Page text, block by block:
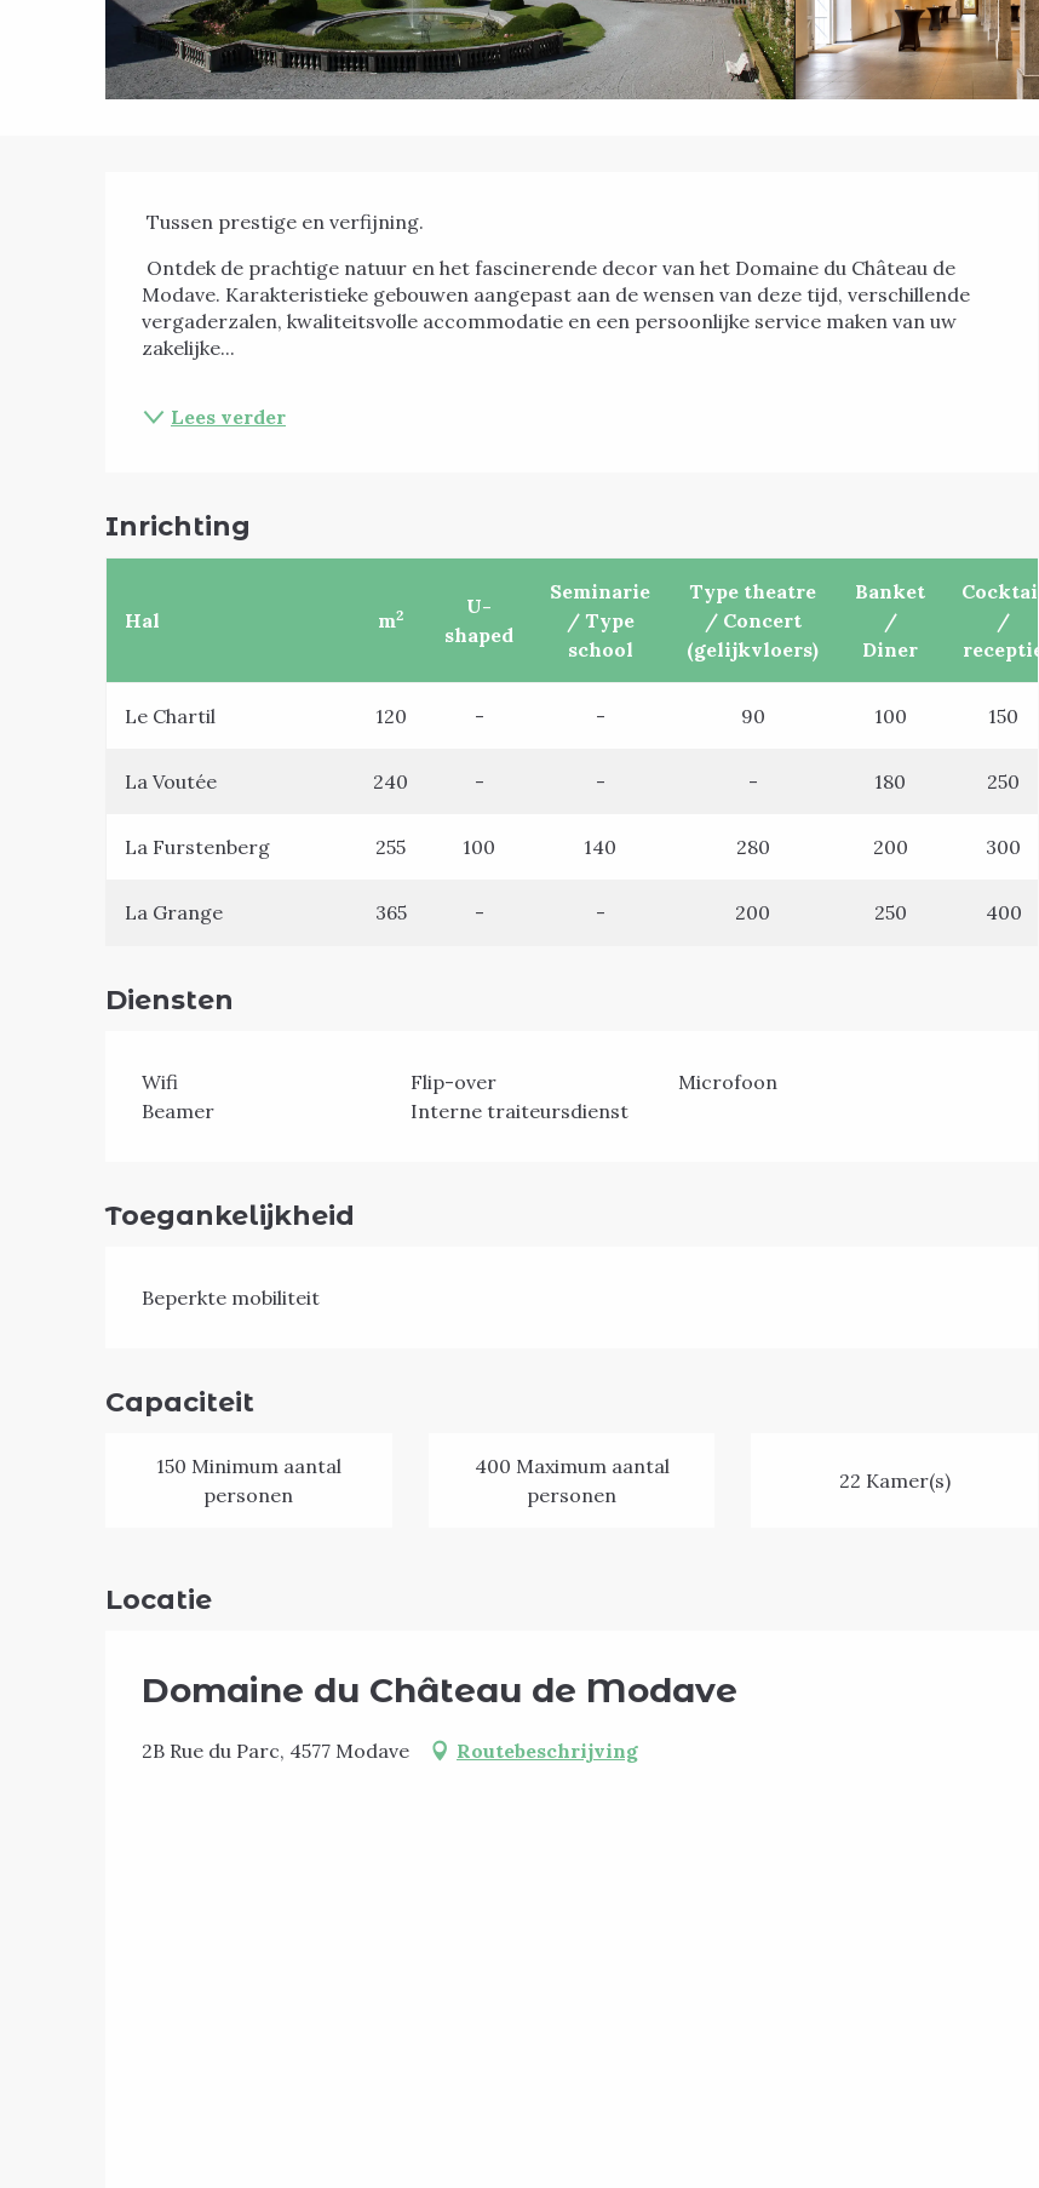
Beschrijving
Tussen prestige en verfijning.
Modave. Karakteristieke gebouwen aangepast aan de wensen van deze tijd, verschillende
vergaderzalen, kwaliteitsvolle accommodatie en een persoonlijke service maken van uw
zakelijke...
Lees verder
Inrichting
Hal m2
U-
shaped
Seminarie
/ Type
school
Type theatre
/ Concert
(gelijkvloers)
Banket
/
Diner
Cocktail
/
receptie
Le Chartil 120 - - 90 100 150
La Voutée 240 - - - 180 250
La Furstenberg 255 100 140 280 200 300
La Grange 365 - - 200 250 400
Diensten
Wifi Flip-over
Microfoon
Beamer
Interne traiteursdienst
Toegankelijkheid
Beperkte mobiliteit
Capaciteit
150 Minimum aantal
personen
400 Maximum aantal
personen
22 Kamer(s)
Locatie
Domaine du Château de Modave
2B Rue du Parc, 4577 Modave Routebeschrijving